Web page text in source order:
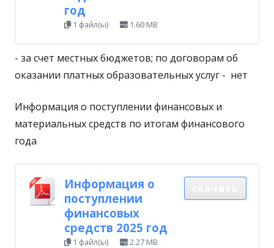
год
1 файл(ы) 1.60 MB
- за счет местных бюджетов; по договорам об
оказании платных образовательных услуг - нет
Информация о поступлении финансовых и
материальных средств по итогам финансового
года
Информация о
поступлении
финансовых
средств 2025 год
1 файл(ы) 2.27 MB